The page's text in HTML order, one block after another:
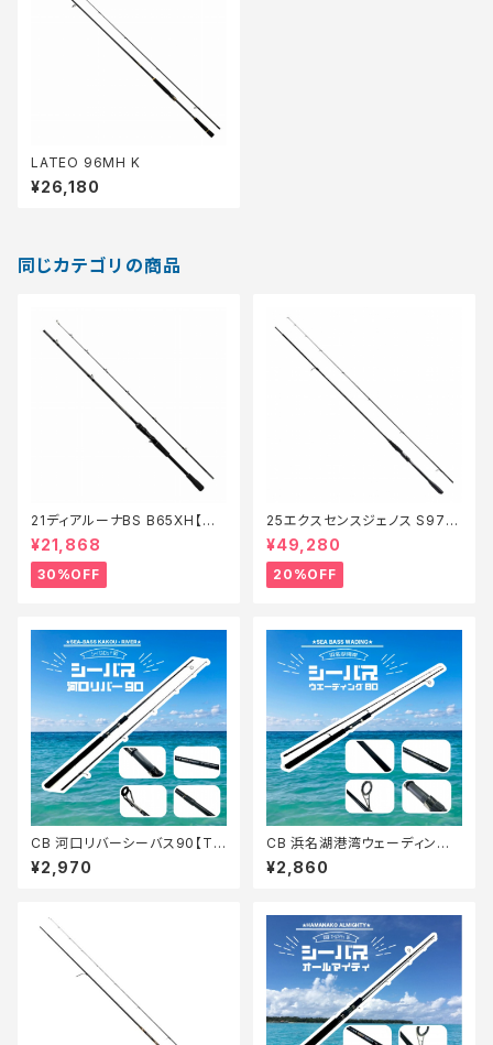
LATEO 96MH K
¥26,180
同じカテゴリの商品
21ディアルーナBS B65XH【特
価ロッド】【30】
¥21,868
30%OFF
25エクスセンスジェノス S97M
H/F【特価ロッド】【20】
¥49,280
20%OFF
CB 河口リバーシーバス90【Tオ
リ】
¥2,970
CB 浜名湖港湾ウェーディング
シーバス80【Tオリ】
¥2,860